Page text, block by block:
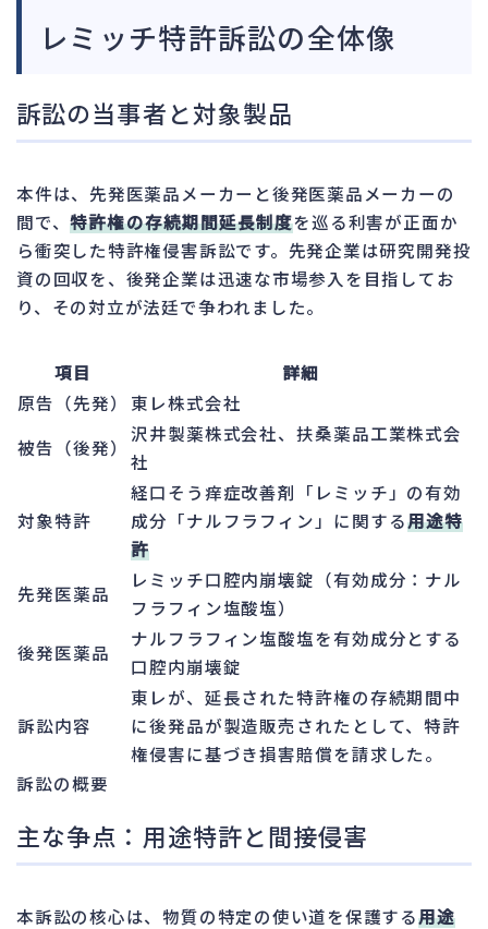
レミッチ特許訴訟の全体像
訴訟の当事者と対象製品
本件は、先発医薬品メーカーと後発医薬品メーカーの
間で、特許権の存続期間延長制度を巡る利害が正面か
ら衝突した特許権侵害訴訟です。先発企業は研究開発投
資の回収を、後発企業は迅速な市場参入を目指してお
り、その対立が法廷で争われました。
項目
詳細
原告（先発）
東レ株式会社
被告（後発）
沢井製薬株式会社、扶桑薬品工業株式会
社
対象特許
経口そう痒症改善剤「レミッチ」の有効
成分「ナルフラフィン」に関する用途特
許
先発医薬品
レミッチ口腔内崩壊錠（有効成分：ナル
フラフィン塩酸塩）
後発医薬品
ナルフラフィン塩酸塩を有効成分とする
口腔内崩壊錠
訴訟内容
東レが、延長された特許権の存続期間中
に後発品が製造販売されたとして、特許
権侵害に基づき損害賠償を請求した。
訴訟の概要
主な争点：用途特許と間接侵害
本訴訟の核心は、物質の特定の使い道を保護する用途